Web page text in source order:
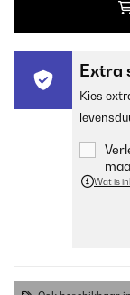
Extra
Kies
Wat is